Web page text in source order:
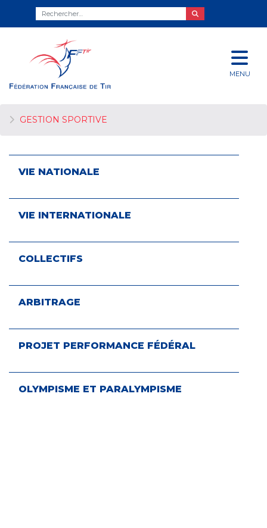
MENU
GESTION SPORTIVE
VIE NATIONALE
VIE INTERNATIONALE
COLLECTIFS
ARBITRAGE
PROJET PERFORMANCE FÉDÉRAL
OLYMPISME ET PARALYMPISME